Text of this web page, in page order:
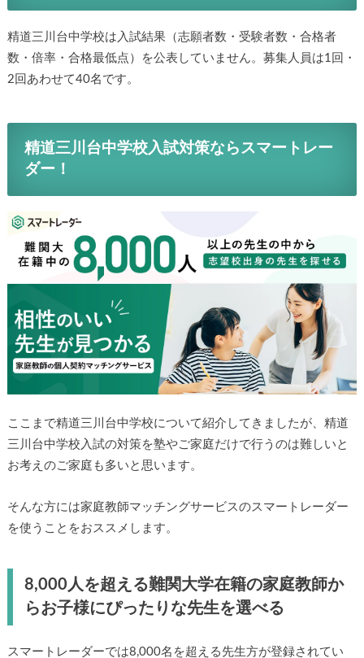
精道三川台中学校は入試結果（志願者数・受験者数・合格者
数・倍率・合格最低点）を公表していません。募集人員は1回・
2回あわせて40名です。
精道三川台中学校入試対策ならスマートレー
ダー！
ここまで精道三川台中学校について紹介してきましたが、精道
三川台中学校入試の対策を塾やご家庭だけで行うのは難しいと
お考えのご家庭も多いと思います。
そんな方には家庭教師マッチングサービスのスマートレーダー
を使うことをおススメします。
8,000人を超える難関大学在籍の家庭教師か
らお子様にぴったりな先生を選べる
スマートレーダーでは8,000名を超える先生方が登録されてい